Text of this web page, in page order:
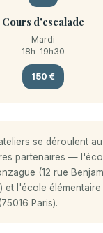
Cours d'escalade
Mardi
18h–19h30
150 €
se déroulent
partenaires —
(12 rue
et l'école
Paris).